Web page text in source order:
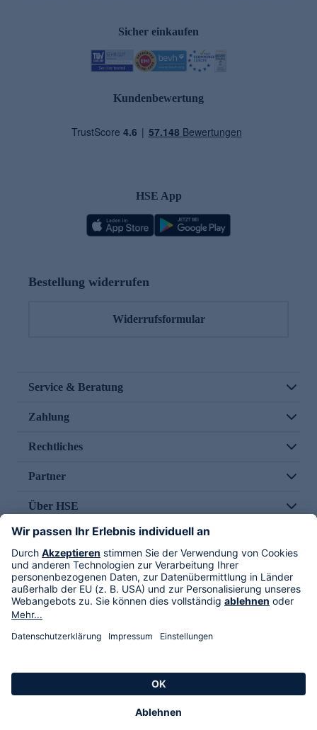
Sicher einkaufen
Kundenbewertung
HSE App
Bestellung widerrufen
Widerrufsformular
Service & Beratung
Zahlung
Rechtliches
Partner
Über HSE
Im TV
HSE International